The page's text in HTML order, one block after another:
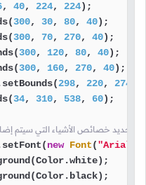
, 40, 224, 224);
300, 30, 80, 40);
300, 70, 270, 40);
300, 120, 80, 40);
300, 160, 270, 40);
298, 220, 274
34, 310, 538, 60);
بتحديد خصائص الأشياء التي سيتم
new Font("Arial"